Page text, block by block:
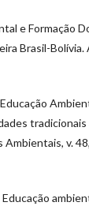
e Formação
Brasil-Bolívia.
tradicionais
v.